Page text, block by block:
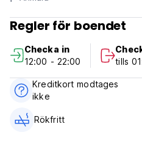
we are perfect
seeking a peaceful stay and
we looking for forward to
Check -in
14:00 - 22:00
Check out
07:30 -12:00
Regler för boendet
Checka in
12:00 - 22:00
tills
Kreditkort modtages
ikke
Rökfritt